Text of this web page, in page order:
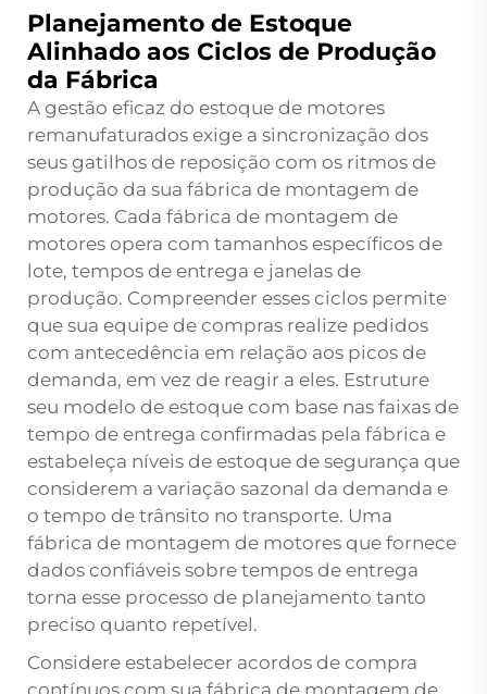
Planejamento de Estoque
Alinhado aos Ciclos de Produção
da Fábrica
A gestão eficaz do estoque de motores
remanufaturados exige a sincronização dos
seus gatilhos de reposição com os ritmos de
produção da sua fábrica de montagem de
motores. Cada fábrica de montagem de
motores opera com tamanhos específicos de
lote, tempos de entrega e janelas de
produção. Compreender esses ciclos permite
que sua equipe de compras realize pedidos
com antecedência em relação aos picos de
demanda, em vez de reagir a eles. Estruture
seu modelo de estoque com base nas faixas de
tempo de entrega confirmadas pela fábrica e
estabeleça níveis de estoque de segurança que
considerem a variação sazonal da demanda e
o tempo de trânsito no transporte. Uma
fábrica de montagem de motores que fornece
dados confiáveis sobre tempos de entrega
torna esse processo de planejamento tanto
preciso quanto repetível.
Considere estabelecer acordos de compra
contínuos com sua fábrica de montagem de